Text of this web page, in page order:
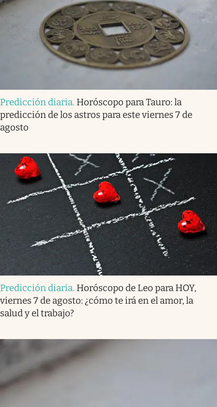
Predicción diaria. Horóscopo para Tauro: la
predicción de los astros para este viernes 7 de
agosto
Predicción diaria. Horóscopo de Leo para HOY,
viernes 7 de agosto: ¿cómo te irá en el amor, la
salud y el trabajo?